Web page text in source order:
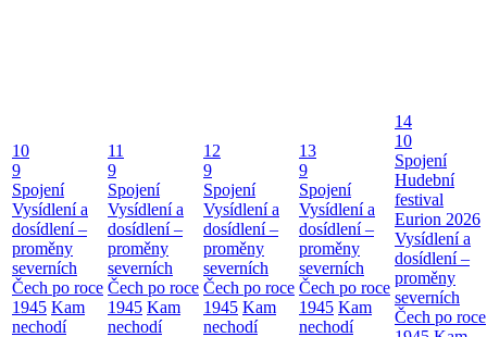
10
9
Spojení
Vysídlení a
dosídlení –
proměny
severních
Čech po roce
1945 Kam
nechodí
11
9
Spojení
Vysídlení a
dosídlení –
proměny
severních
Čech po roce
1945 Kam
nechodí
12
9
Spojení
Vysídlení a
dosídlení –
proměny
severních
Čech po roce
1945 Kam
nechodí
13
9
Spojení
Vysídlení a
dosídlení –
proměny
severních
Čech po roce
1945 Kam
nechodí
14
10
Spojení
Hudební
festival
Eurion 2026
Vysídlení a
dosídlení –
proměny
severních
Čech po roce